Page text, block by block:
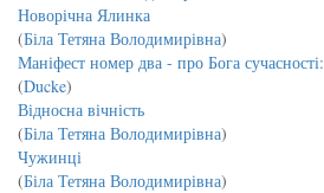
Новорічна Ялинка
(Біла Тетяна Володимирівна)
Маніфест номер два - про Бога сучасності:
(Ducke)
Відносна вічність
(Біла Тетяна Володимирівна)
Чужинці
(Біла Тетяна Володимирівна)